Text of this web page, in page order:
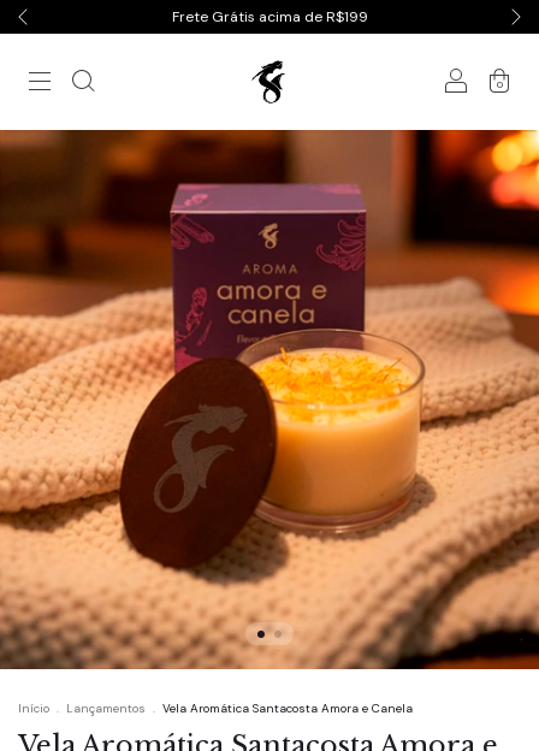
Frete Grátis acima de R$199
0
Início . Lançamentos . Vela Aromática Santacosta Amora e Canela